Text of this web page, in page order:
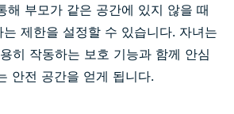
해 부모가 같은 공간에 있지 않을 때
제한을 설정할 수 있습니다. 자녀는
히 작동하는 보호 기능과 함께 안심
안전 공간을 얻게 됩니다.